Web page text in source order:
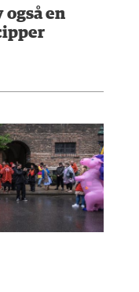
også en